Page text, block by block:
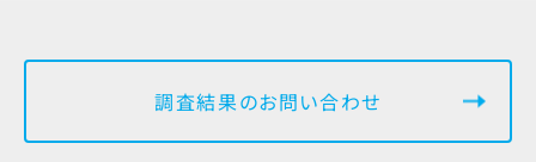
調査結果のお問い合わせ